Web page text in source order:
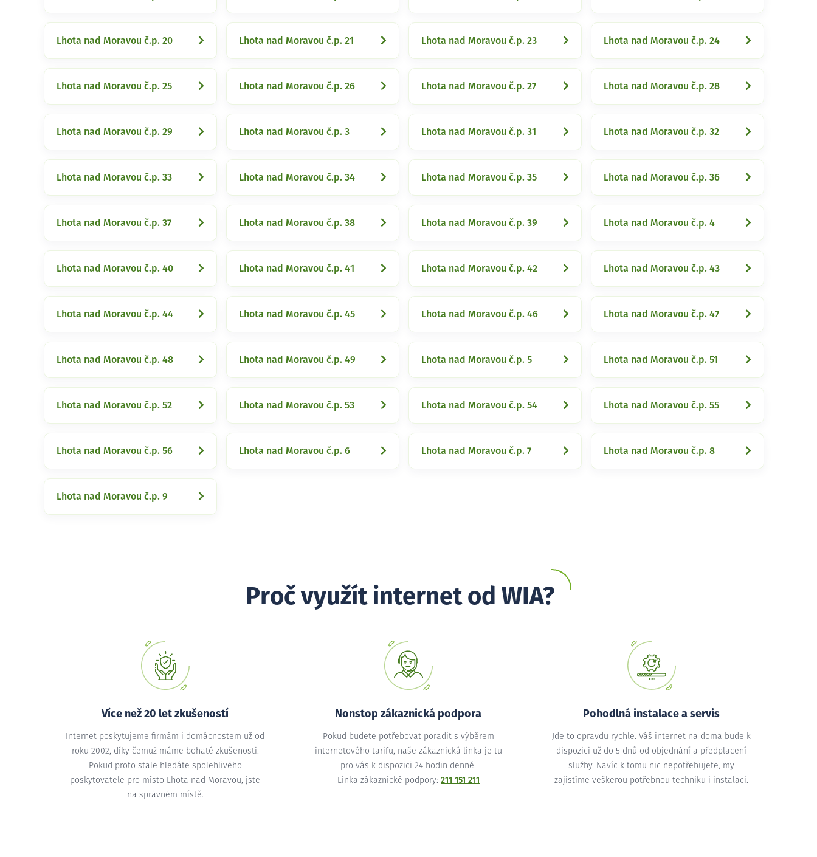
Lhota nad Moravou č.p. 20 Lhota nad Moravou č.p. 21 Lhota nad Moravou č.p. 23 Lhota nad Moravou č.p. 24
Lhota nad Moravou č.p. 25 Lhota nad Moravou č.p. 26 Lhota nad Moravou č.p. 27 Lhota nad Moravou č.p. 28
Lhota nad Moravou č.p. 29 Lhota nad Moravou č.p. 3 Lhota nad Moravou č.p. 31 Lhota nad Moravou č.p. 32
Lhota nad Moravou č.p. 33 Lhota nad Moravou č.p. 34 Lhota nad Moravou č.p. 35 Lhota nad Moravou č.p. 36
Lhota nad Moravou č.p. 37 Lhota nad Moravou č.p. 38 Lhota nad Moravou č.p. 39 Lhota nad Moravou č.p. 4
Lhota nad Moravou č.p. 40 Lhota nad Moravou č.p. 41 Lhota nad Moravou č.p. 42 Lhota nad Moravou č.p. 43
Lhota nad Moravou č.p. 44 Lhota nad Moravou č.p. 45 Lhota nad Moravou č.p. 46 Lhota nad Moravou č.p. 47
Lhota nad Moravou č.p. 48 Lhota nad Moravou č.p. 49 Lhota nad Moravou č.p. 5 Lhota nad Moravou č.p. 51
Lhota nad Moravou č.p. 52 Lhota nad Moravou č.p. 53 Lhota nad Moravou č.p. 54 Lhota nad Moravou č.p. 55
Lhota nad Moravou č.p. 56 Lhota nad Moravou č.p. 6 Lhota nad Moravou č.p. 7 Lhota nad Moravou č.p. 8
Lhota nad Moravou č.p. 9
Proč využít internet od WIA?
Více než 20 let zkušeností
Internet poskytujeme firmám i domácnostem už od
roku 2002, díky čemuž máme bohaté zkušenosti.
Pokud proto stále hledáte spolehlivého
poskytovatele pro místo Lhota nad Moravou, jste
na správném místě.
Nonstop zákaznická podpora
Pokud budete potřebovat poradit s výběrem
internetového tarifu, naše zákaznická linka je tu
pro vás k dispozici 24 hodin denně.
Linka zákaznické podpory: 211 151 211
Pohodlná instalace a servis
Jde to opravdu rychle. Váš internet na doma bude k
dispozici už do 5 dnů od objednání a předplacení
služby. Navíc k tomu nic nepotřebujete, my
zajistíme veškerou potřebnou techniku i instalaci.